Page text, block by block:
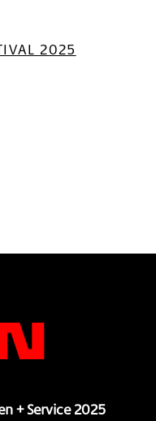
2025
+ Service 2025